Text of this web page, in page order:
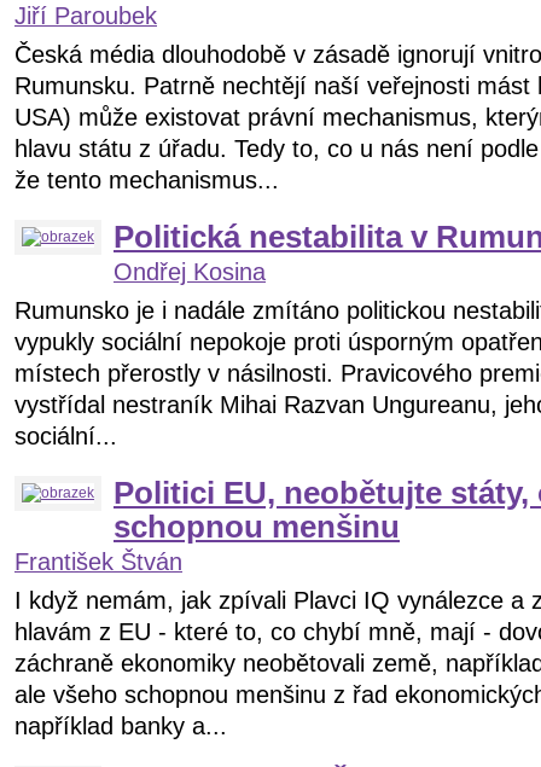
Jiří Paroubek
Česká média dlouhodobě v zásadě ignorují
Rumunsku. Patrně nechtějí naší veřejnosti mást
USA) může existovat právní mechanismus,
hlavu státu z úřadu. Tedy to, co u nás není
že tento mechanismus...
Politická nestabilita v
Ondřej Kosina
Rumunsko je i nadále zmítáno politickou
vypukly sociální nepokoje proti úsporným
místech přerostly v násilnosti. Pravicového
vystřídal nestraník Mihai Razvan Ungureanu,
sociální...
Politici EU, neobětujte
schopnou menšinu
František Štván
I když nemám, jak zpívali Plavci IQ vynálezce a
hlavám z EU - které to, co chybí mně, mají -
záchraně ekonomiky neobětovali země,
ale všeho schopnou menšinu z řad
například banky a...